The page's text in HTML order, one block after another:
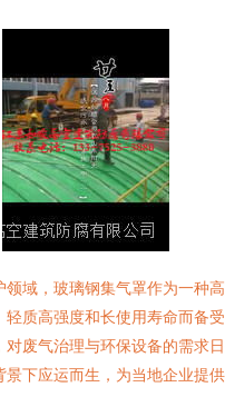
域，玻璃钢集气罩作为一种
质高强度和长使用寿命而备
废气治理与环保设备的需求
下应运而生，为当地企业提